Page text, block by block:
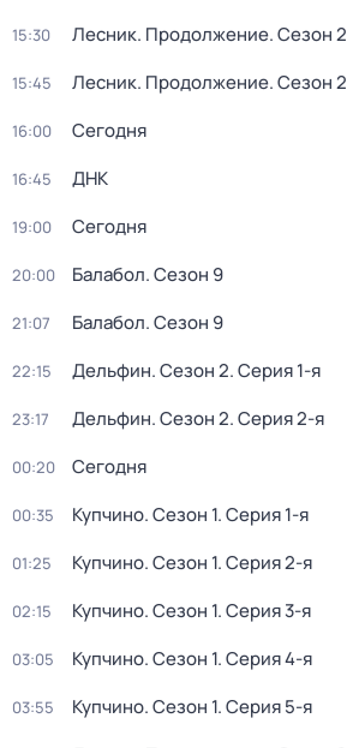
15:30 Лесник. Продолжение. Сезон 2
15:45 Лесник. Продолжение. Сезон 2
16:00 Сегодня
16:45 ДНК
19:00 Сегодня
20:00 Балабол. Сезон 9
21:07 Балабол. Сезон 9
22:15 Дельфин. Сезон 2. Серия 1-я
23:17 Дельфин. Сезон 2. Серия 2-я
00:20 Сегодня
00:35 Купчино. Сезон 1. Серия 1-я
01:25 Купчино. Сезон 1. Серия 2-я
02:15 Купчино. Сезон 1. Серия 3-я
03:05 Купчино. Сезон 1. Серия 4-я
03:55 Купчино. Сезон 1. Серия 5-я